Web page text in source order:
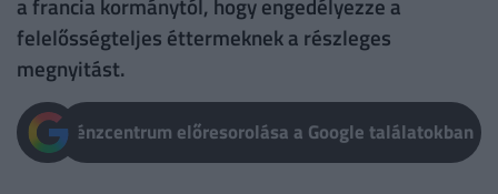
a francia kormánytól, hogy engedélyezze a
felelősségteljes éttermeknek a részleges
megnyitást.
Pénzcentrum előresorolása a Google találatokban